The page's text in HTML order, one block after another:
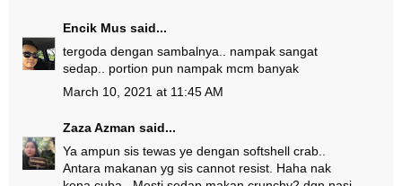
Encik Mus said...
tergoda dengan sambalnya.. nampak sangat
sedap.. portion pun nampak mcm banyak
March 10, 2021 at 11:45 AM
Zaza Azman said...
Ya ampun sis tewas ye dengan softshell crab..
Antara makanan yg sis cannot resist. Haha nak